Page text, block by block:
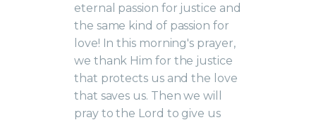
eternal passion for justice and
the same kind of passion for
love! In this morning's prayer,
we thank Him for the justice
that protects us and the love
that saves us. Then we will
pray to the Lord to give us